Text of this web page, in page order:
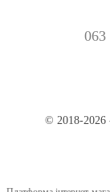
063
© 2018-2026